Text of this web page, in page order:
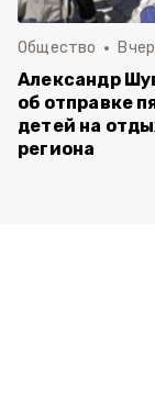
Общество
Александр
об отправке
детей на
региона